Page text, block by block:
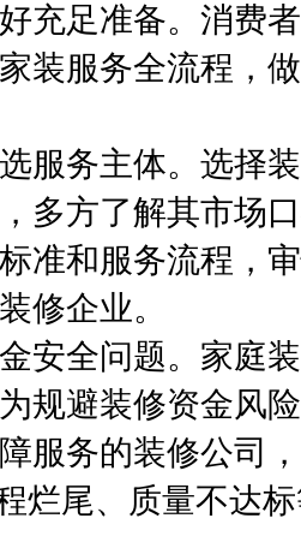
足准备。消费者
装服务全流程，
务主体。选择装
多方了解其市场
准和服务流程，
修企业。
全问题。家庭装
规避装修资金风
服务的装修公司
烂尾、质量不达